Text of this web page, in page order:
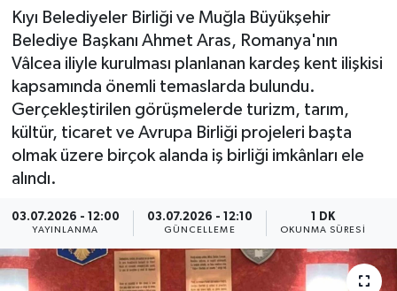
Kıyı Belediyeler Birliği ve Muğla Büyükşehir
Belediye Başkanı Ahmet Aras, Romanya'nın
Vâlcea iliyle kurulması planlanan kardeş kent ilişkisi
kapsamında önemli temaslarda bulundu.
Gerçekleştirilen görüşmelerde turizm, tarım,
kültür, ticaret ve Avrupa Birliği projeleri başta
olmak üzere birçok alanda iş birliği imkânları ele
alındı.
03.07.2026 - 12:00
YAYINLANMA
03.07.2026 - 12:10
GÜNCELLEME
1 DK
OKUNMA SÜRESI
Advertising news
Canlı Maç
ÇEVRE
Dış Haberler
Dünya
EĞİTİM
Haber Arşivi